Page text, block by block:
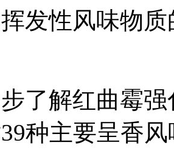
发性风味物
了解红曲霉
种主要呈香